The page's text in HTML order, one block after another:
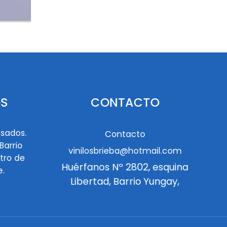
de
CONTACTO
Contacto
vinilosbrieba@hotmail.com
Huérfanos Nº 2802, esquina
Libertad, Barrio Yungay,